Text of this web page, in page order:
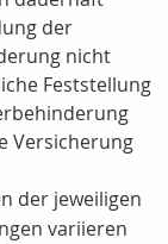
der
nicht
Feststellung
Versicherung
der jeweiligen
variieren